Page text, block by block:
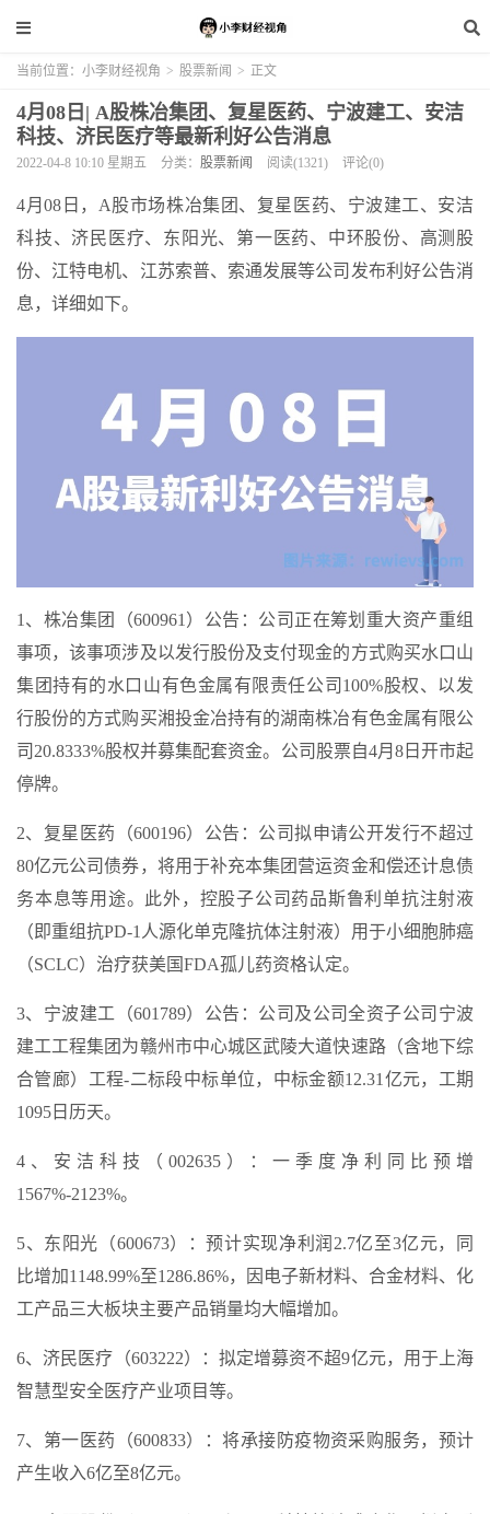
当前位置： 小李财经视角 > 股票新闻 > 正文
4月08日| A股株冶集团、复星医药、宁波建工、安洁
科技、济民医疗等最新利好公告消息
2022-04-8 10:10 星期五 分类： 股票新闻 阅读(1321) 评论(0)
4月08日，A股市场株冶集团、复星医药、宁波建工、安洁
科技、济民医疗、东阳光、第一医药、中环股份、高测股
份、江特电机、江苏索普、索通发展等公司发布利好公告消
息，详细如下。
1、株冶集团（600961）公告：公司正在筹划重大资产重组
事项，该事项涉及以发行股份及支付现金的方式购买水口山
集团持有的水口山有色金属有限责任公司100%股权、以发
行股份的方式购买湘投金冶持有的湖南株冶有色金属有限公
司20.8333%股权并募集配套资金。公司股票自4月8日开市起
停牌。
2、复星医药（600196）公告：公司拟申请公开发行不超过
80亿元公司债券，将用于补充本集团营运资金和偿还计息债
务本息等用途。此外，控股子公司药品斯鲁利单抗注射液
（即重组抗PD-1人源化单克隆抗体注射液）用于小细胞肺癌
（SCLC）治疗获美国FDA孤儿药资格认定。
3、宁波建工（601789）公告：公司及公司全资子公司宁波
建工工程集团为赣州市中心城区武陵大道快速路（含地下综
合管廊）工程-二标段中标单位，中标金额12.31亿元，工期
1095日历天。
4、安洁科技（002635）：一季度净利同比预增
1567%-2123%。
5、东阳光（600673）：预计实现净利润2.7亿至3亿元，同
比增加1148.99%至1286.86%，因电子新材料、合金材料、化
工产品三大板块主要产品销量均大幅增加。
6、济民医疗（603222）：拟定增募资不超9亿元，用于上海
智慧型安全医疗产业项目等。
7、第一医药（600833）：将承接防疫物资采购服务，预计
产生收入6亿至8亿元。